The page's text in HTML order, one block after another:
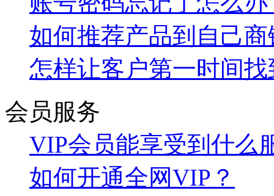
如何推荐产品到自己
怎样让客户第一时间
会员服务
VIP会员能享受到什么
如何开通全网VIP？